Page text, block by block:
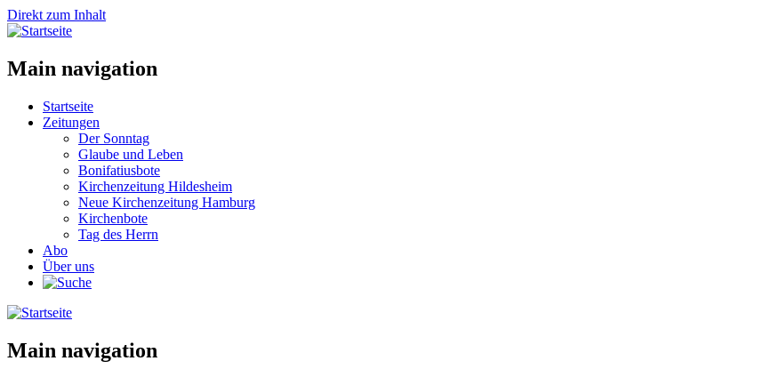
Direkt zum Inhalt
Main navigation
Startseite
Zeitungen
Der Sonntag
Glaube und Leben
Bonifatiusbote
Kirchenzeitung Hildesheim
Neue Kirchenzeitung Hamburg
Kirchenbote
Tag des Herrn
Abo
Über uns
Main navigation